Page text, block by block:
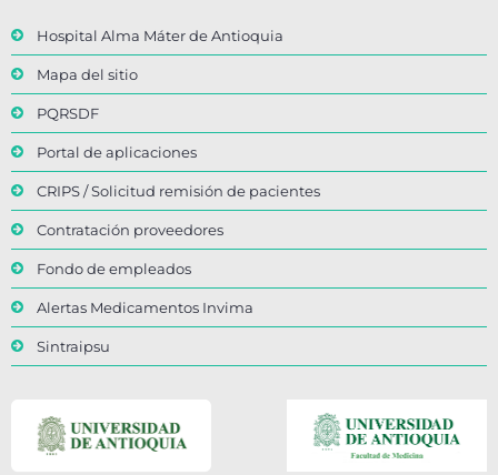
Hospital Alma Máter de Antioquia
Mapa del sitio
PQRSDF
Portal de aplicaciones
CRIPS / Solicitud remisión de pacientes
Contratación proveedores
Fondo de empleados
Alertas Medicamentos Invima
Sintraipsu